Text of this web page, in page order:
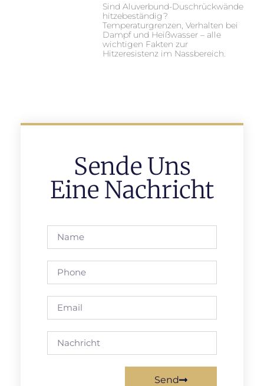
Sind Aluverbund-Duschrückwände
hitzebeständig?
Temperaturgrenzen, Verhalten bei
Dampf und Heißwasser – alle
wichtigen Fakten zur
Hitzeresistenz im Nassbereich.
Sende Uns
Eine Nachricht
Send